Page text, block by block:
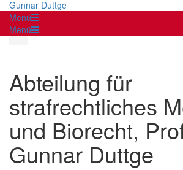
Gunnar Duttge
Menü
Menü
Abteilung für
strafrechtliches
und Biorecht,
Gunnar Duttge